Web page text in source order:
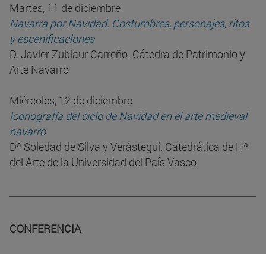
Martes, 11 de diciembre
Navarra por Navidad. Costumbres, personajes, ritos
y escenificaciones
D. Javier Zubiaur Carreño. Cátedra de Patrimonio y
Arte Navarro
Miércoles, 12 de diciembre
Iconografía del ciclo de Navidad en el arte medieval
navarro
Dª Soledad de Silva y Verástegui. Catedrática de Hª
del Arte de la Universidad del País Vasco
CONFERENCIA